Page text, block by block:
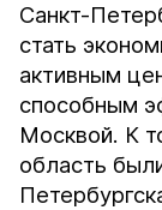
Санкт-
стать
активным
способным
Москвой. К
область